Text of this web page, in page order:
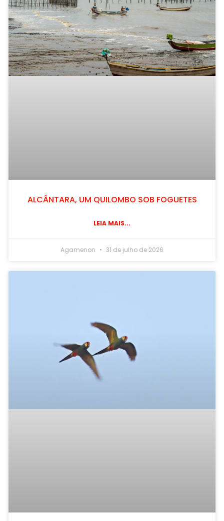
ALCÂNTARA, UM QUILOMBO SOB FOGUETES
LEIA MAIS...
Agamenon 31 de julho de 2026